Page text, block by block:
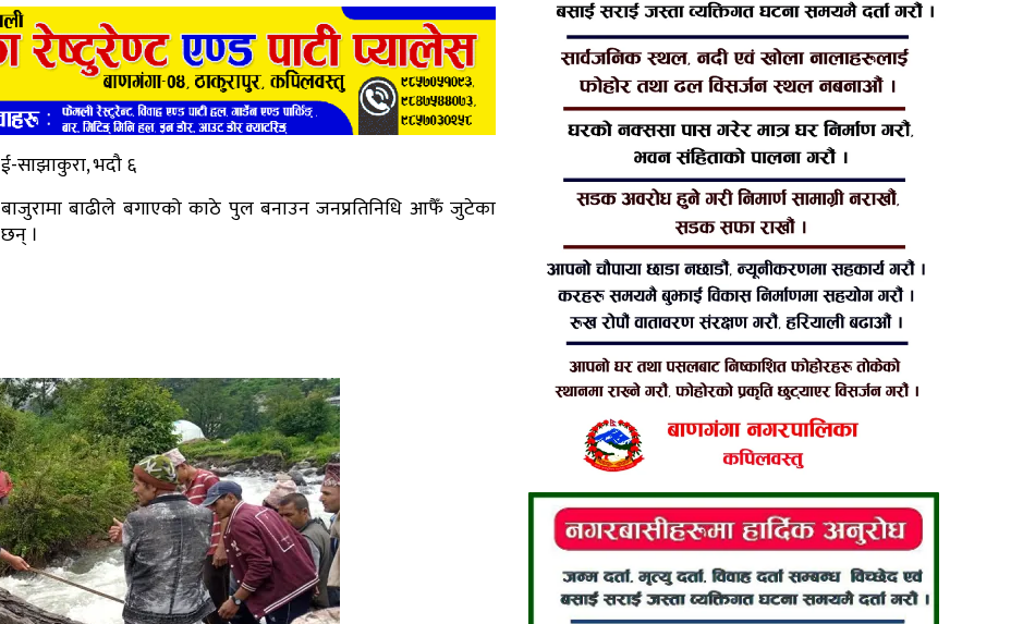
ई-साझाकुरा, भदौ ६
बाजुरामा बाढीले बगाएको काठे पुल बनाउन जनप्रतिनिधि आफैँ जुटेका
छन् ।